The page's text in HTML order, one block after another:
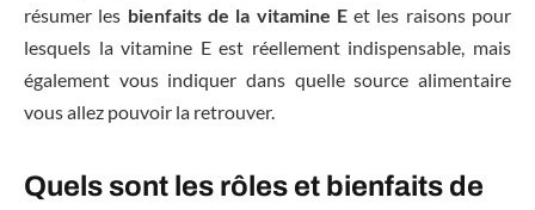
résumer les bienfaits de la vitamine Eet les raisons pour
lesquels la vitamine E est réellement indispensable, mais
également vous indiquer dans quelle source alimentaire
vous allez pouvoir la retrouver.
Quels sont les rôles et bienfaits de